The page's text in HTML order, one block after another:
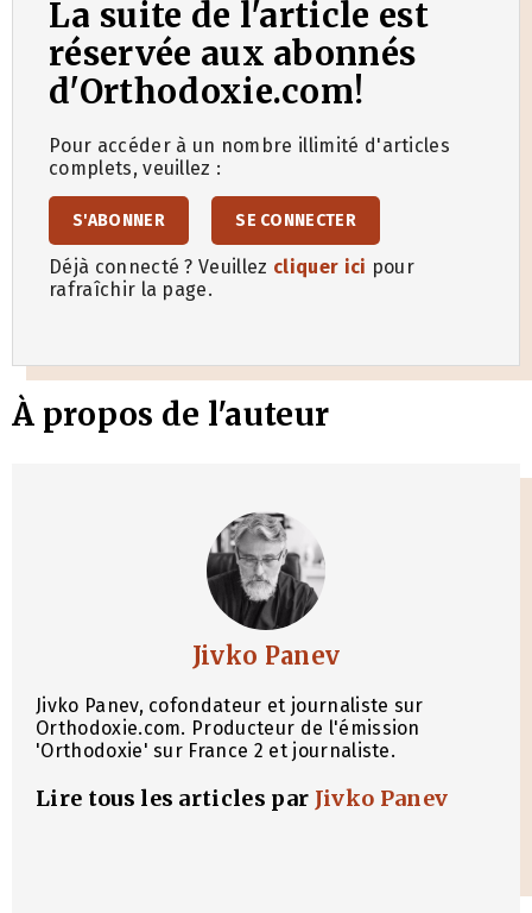
La suite de l'article est
réservée aux abonnés
d'Orthodoxie.com!
Pour accéder à un nombre illimité d'articles
complets, veuillez :
S'ABONNER SE CONNECTER
Déjà connecté ? Veuillez cliquer ici pour
rafraîchir la page.
À propos de l'auteur
Jivko Panev
Jivko Panev, cofondateur et journaliste sur
Orthodoxie.com. Producteur de l'émission
'Orthodoxie' sur France 2 et journaliste.
Lire tous les articles par Jivko Panev